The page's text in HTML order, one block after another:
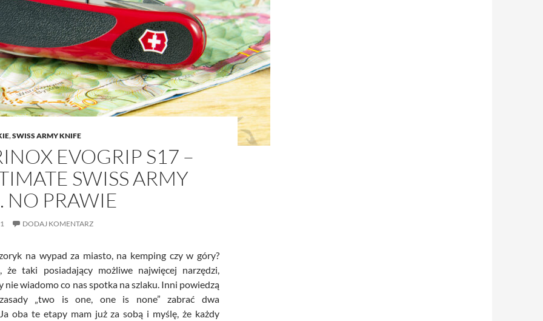
,SWISS ARMY KNIFE
EVOGRIP S17 –
SWISS ARMY
NO PRAWIE
DODAJ KOMENTARZ
na wypad za miasto, na kemping czy w góry?
że taki posiadający możliwe najwięcej narzędzi,
nie wiadomo co nas spotka na szlaku. Inni powiedzą
„two is one, one is none” zabrać dwa
oba te etapy mam już za sobą i myślę, że każdy